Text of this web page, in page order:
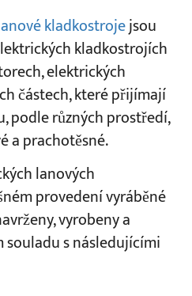
kladkostrojejsou
kladkostrojích
elektrických
částech, které přijímají
podle různých prostředí,
a prachotěsné.
lanových
provedení vyráběné
vyrobeny a
souladu s následujícími